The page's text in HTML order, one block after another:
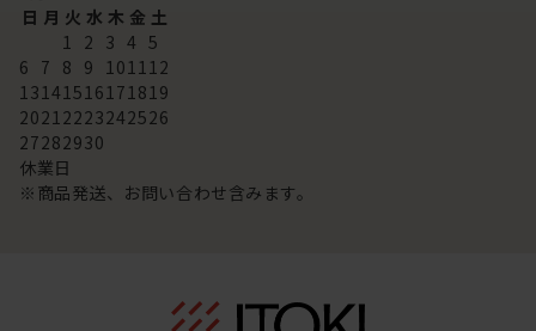
日 月 火 水 木 金 土
1 2 3 4 5
6 7 8 9 101112
13141516171819
20212223242526
27282930
休業日
※商品発送、お問い合わせ含みます。